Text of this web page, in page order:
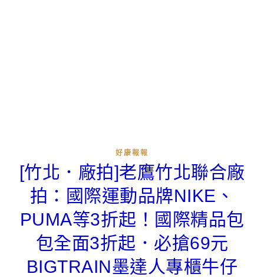
好康報報
[竹北．廠拍]老鷹竹北聯合廠
拍：國際運動品牌NIKE、
PUMA等3折起！國際精品包
包全面3折起．必搶69元
BIGTRAIN墨達人專櫃牛仔